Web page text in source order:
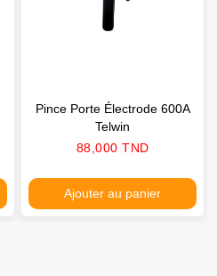
Pince Porte Électrode 600A
Telwin
Prix
88,000 TND
Ajouter au panier